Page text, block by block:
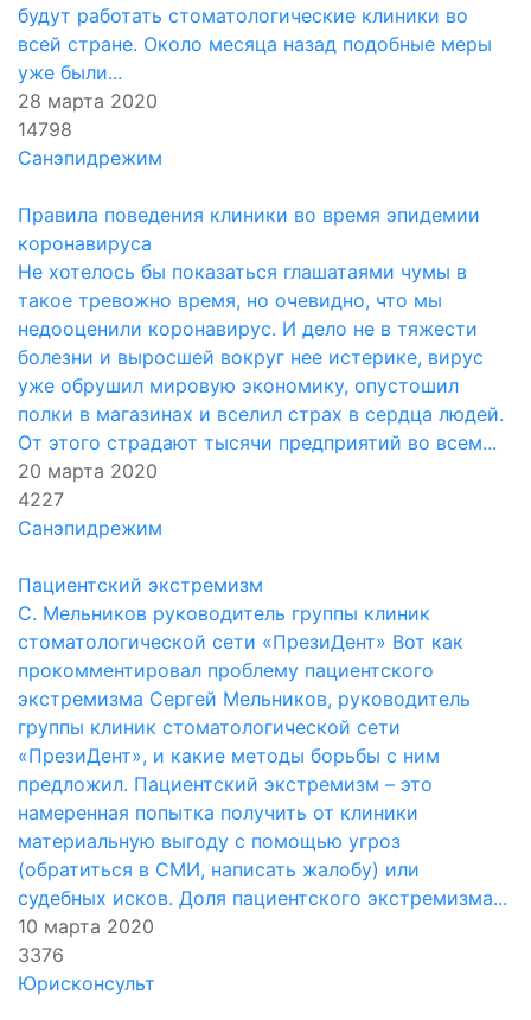
будут работать стоматологические клиники во
всей стране. Около месяца назад подобные меры
уже были...
28 марта 2020
14798
Санэпидрежим
Правила поведения клиники во время эпидемии
коронавируса
Не хотелось бы показаться глашатаями чумы в
такое тревожно время, но очевидно, что мы
недооценили коронавирус. И дело не в тяжести
болезни и выросшей вокруг нее истерике, вирус
уже обрушил мировую экономику, опустошил
полки в магазинах и вселил страх в сердца людей.
От этого страдают тысячи предприятий во всем...
20 марта 2020
4227
Санэпидрежим
Пациентский экстремизм
С. Мельников руководитель группы клиник
стоматологической сети «ПрезиДент» Вот как
прокомментировал проблему пациентского
экстремизма Сергей Мельников, руководитель
группы клиник стоматологической сети
«ПрезиДент», и какие методы борьбы с ним
предложил. Пациентский экстремизм – это
намеренная попытка получить от клиники
материальную выгоду с помощью угроз
(обратиться в СМИ, написать жалобу) или
судебных исков. Доля пациентского экстремизма...
10 марта 2020
3376
Юрисконсульт